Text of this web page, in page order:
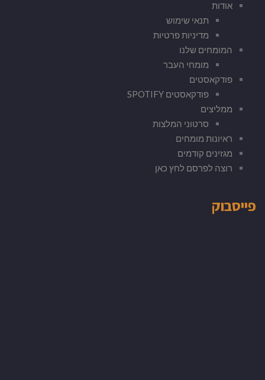
אודות
תנאי שימוש
מדיניות פרטיות
המומחים שלנו
מומחי העבר
פודקאסטים
פודקאסטים SPOTIFY
ממליצים
סרטוני המלצות
ראיונות מומחים
מגזינים קודמים
רוצה לפרסם לחץ כאן
פייסבוק